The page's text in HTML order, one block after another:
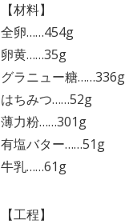
【材料】
全卵……454g
卵黄……35g
グラニュー糖……336g
はちみつ……52g
薄力粉……301g
有塩バター……51g
牛乳……61g
【工程】